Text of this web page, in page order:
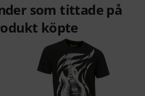
som tittade på
köpte